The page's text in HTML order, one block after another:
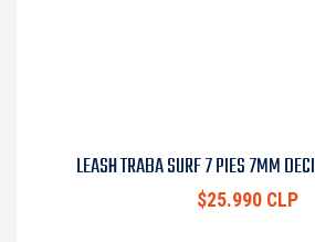
LEASH TRABA SURF 7 PIES 7MM
$25.990 CLP